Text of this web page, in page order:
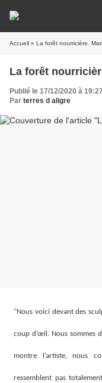
Accueil » La forêt nourricière.
La forêt
Publié le 17/12/2020 à 19:27
Par terres d aligre
"Nous voici devant des
coup d’œil. Nous sommes
montre l’artiste, nous
ressemblent pas